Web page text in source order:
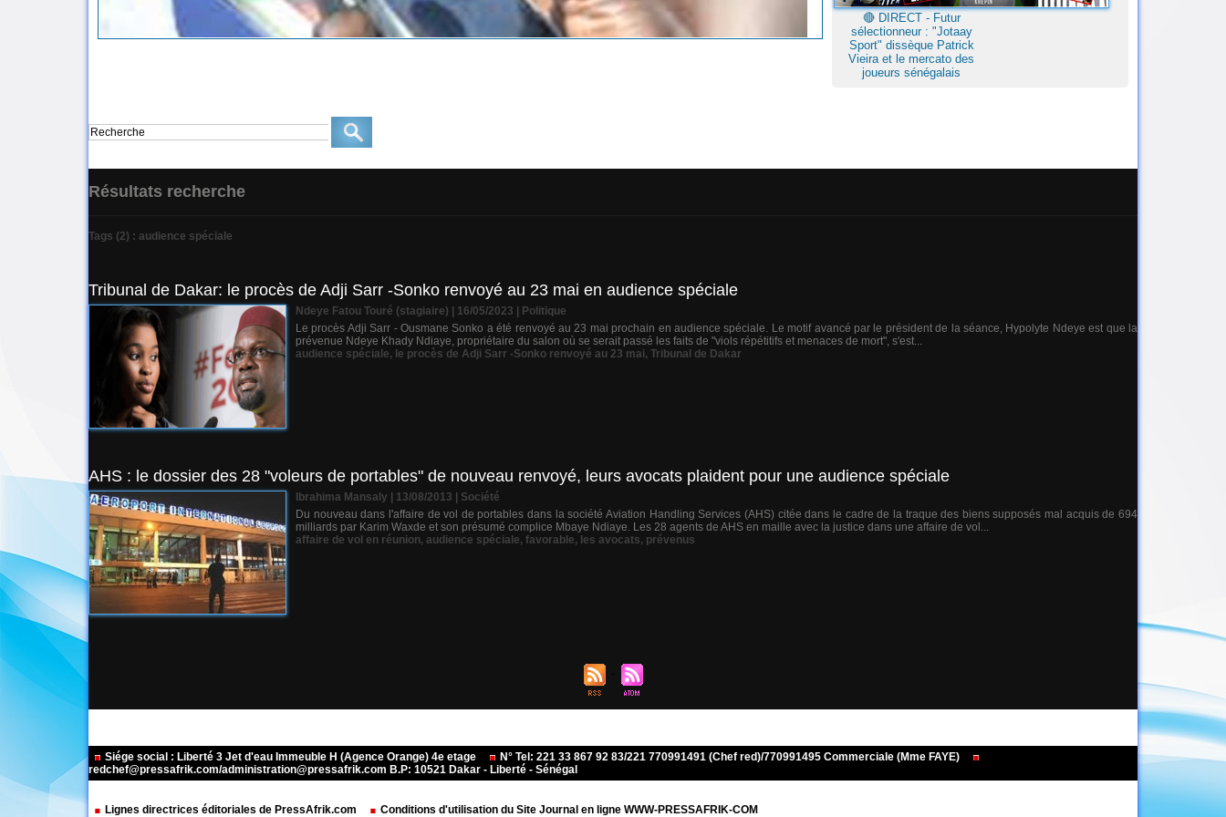
🔴​ DIRECT - Futur
sélectionneur : "Jotaay
Sport" dissèque Patrick
Vieira et le mercato des
joueurs sénégalais
Résultats recherche
Tags (2) : audience spéciale
Tribunal de Dakar: le procès de Adji Sarr -Sonko renvoyé au 23 mai en audience spéciale
Ndeye Fatou Touré (stagiaire) | 16/05/2023
Politique
Le procès Adji Sarr - Ousmane Sonko a été renvoyé au 23 mai prochain en audience spéciale. Le motif avancé par le président de la séance, Hypolyte Ndeye est que la
prévenue Ndeye Khady Ndiaye, propriétaire du salon où se serait passé les faits de "viols répétitifs et menaces de mort", s'est...
audience spéciale, le procès de Adji Sarr -Sonko renvoyé au 23 mai, Tribunal de Dakar
AHS : le dossier des 28 "voleurs de portables" de nouveau renvoyé, leurs avocats plaident pour une audience spéciale
Ibrahima Mansaly | 13/08/2013
Société
Du nouveau dans l'affaire de vol de portables dans la société Aviation Handling Services (AHS) citée dans le cadre de la traque des biens supposés mal acquis de 694
milliards par Karim Waxde et son présumé complice Mbaye Ndiaye. Les 28 agents de AHS en maille avec la justice dans une affaire de vol...
affaire de vol en réunion, audience spéciale, favorable, les avocats, prévenus
Siége social : Liberté 3 Jet d'eau Immeuble H (Agence Orange) 4e etage
N° Tel: 221 33 867 92 83/221 770991491 (Chef red)/770991495 Commerciale (Mme FAYE)
redchef@pressafrik.com/administration@pressafrik.com B.P: 10521 Dakar - Liberté - Sénégal
Lignes directrices éditoriales de PressAfrik.com Conditions d'utilisation du Site Journal en ligne WWW-PRESSAFRIK-COM